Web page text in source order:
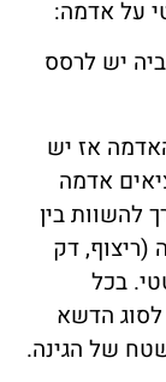
על אדמה:
יש לרסס
אז יש
אדמה
להשוות בין
(ריצוף, דק
בכל
הדשא
של הגינה.